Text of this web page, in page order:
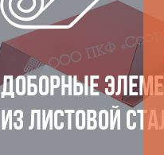
ДОБОРНЫЕ
ИЗ ЛИСТОВОЙ